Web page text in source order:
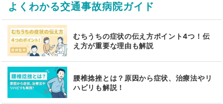
よくわかる交通事故病院ガイド
むちうちの症状の伝え方ポイント4つ！伝
え方が重要な理由も解説
腰椎捻挫とは？原因から症状、治療法やリ
ハビリも解説！